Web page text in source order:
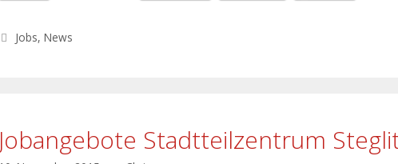
Jobs,News
Jobangebote Stadtteilzentrum